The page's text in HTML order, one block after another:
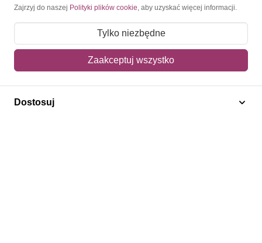
Moje zamówienia
Mój koszyk
Polecamy
Zajrzyj do naszej Polityki plików cookie, aby uzyskać więcej informacji.
Tylko niezbędne
Zaakceptuj wszystko
Dostosuj